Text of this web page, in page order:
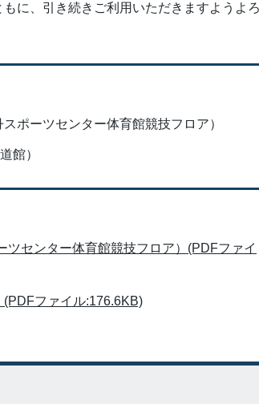
に、引き続きご利用いただきますようよ
ポーツセンター体育館競技フロア）
館）
センター体育館競技フロア）(PDFファイ
ファイル:176.6KB)